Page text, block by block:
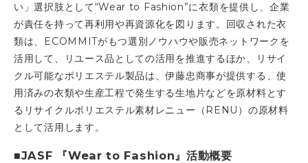
い」選択肢として“Wear to Fashion”に衣類を提供し、企業
が責任を持って再利用や再資源化を図ります。回収された衣
類は、ECOMMITがもつ選別ノウハウや販売ネットワークを
活用して、リユース品としての活用を推進するほか、リサイ
クル可能なポリエステル製品は、伊藤忠商事が提供する、使
用済みの衣類や生産工程で発生する生地片などを原材料とす
るリサイクルポリエステル素材レニュー（RENU）の原材料
として活用します。
■JASF 『Wear to Fashion』活動概要